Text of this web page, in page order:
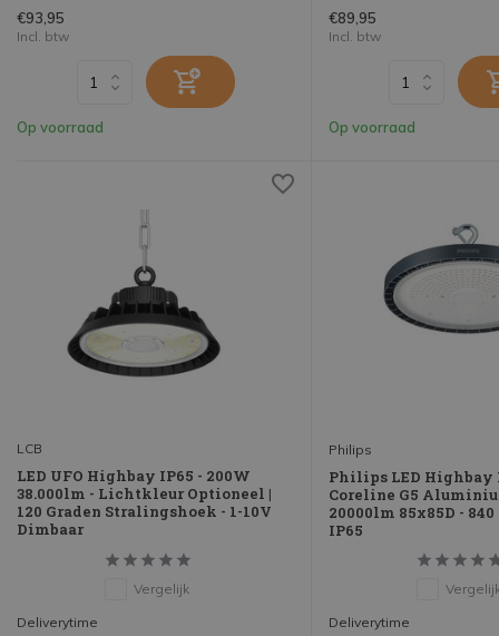
€93,95
Incl. btw
Op voorraad
€89,95
Incl. btw
Op voorraad
LCB
LED UFO Highbay IP65 - 200W
38.000lm - Lichtkleur Optioneel |
120 Graden Stralingshoek - 1-10V
Dimbaar
Vergelijk
Deliverytime
Philips
Philips LED Highbay
Coreline G5
20000lm 85x85D -
IP65
Deliverytime